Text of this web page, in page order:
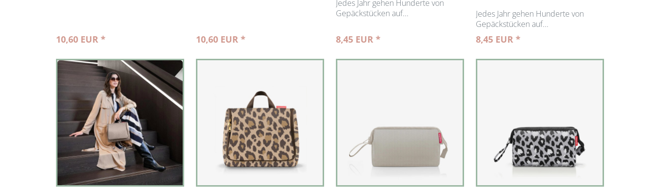
10,60 EUR * 10,60 EUR *
Jedes Jahr gehen Hunderte von
Gepäckstücken auf...
8,45 EUR *
Jedes Jahr gehen Hunderte von
Gepäckstücken auf...
8,45 EUR *